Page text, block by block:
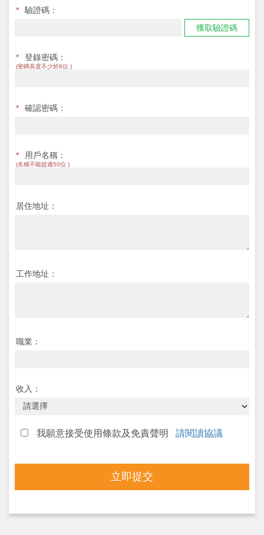
*
驗證碼：
獲取驗證碼
* 登錄密碼：
(密碼長度不少於6位 )
* 確認密碼：
* 用戶名稱：
(名稱不能超過50位 )
居住地址：
工作地址：
職業：
收入：
我願意接受使用條款及免責聲明 請閱讀協議